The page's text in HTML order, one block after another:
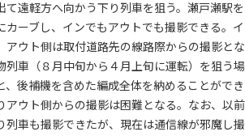
て遠軽方へ向かう下り列車を狙う。瀬戸瀬駅を
カーブし、インでもアウトでも撮影できる。イ
アウト側は取付道路先の線路際からの撮影とな
列車（８月中旬から４月上旬に運転）を狙う場
、後補機を含めた編成全体を納めることができ
アウト側からの撮影は困難となる。なお、以前
列車も撮影できたが、現在は通信線が邪魔し撮